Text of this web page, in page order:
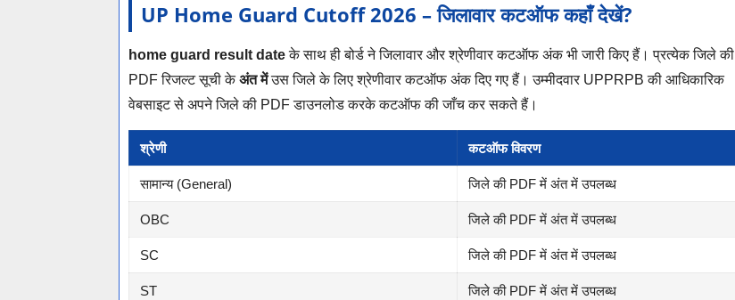
UP Home Guard Cutoff 2026 – जिलावार कटऑफ कहाँ देखें?
home guard result dateके साथ ही बोर्ड ने जिलावार और श्रेणीवार कटऑफ अंक भी जारी किए हैं। प्रत्येक जिले की
PDF रिजल्ट सूची केअंत मेंउस जिले के लिए श्रेणीवार कटऑफ अंक दिए गए हैं। उम्मीदवार UPPRPB की आधिकारिक
वेबसाइट से अपने जिले की PDF डाउनलोड करके कटऑफ की जाँच कर सकते हैं।
श्रेणी कटऑफ विवरण
सामान्य (General) जिले की PDF में अंत में उपलब्ध
OBC जिले की PDF में अंत में उपलब्ध
SC जिले की PDF में अंत में उपलब्ध
ST जिले की PDF में अंत में उपलब्ध